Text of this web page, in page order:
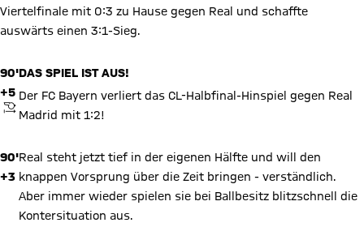
Viertelfinale mit 0:3 zu Hause gegen Real und schaffte
auswärts einen 3:1-Sieg.
90'
+5
ANPFIFF
DAS SPIEL IST AUS!
Der FC Bayern verliert das CL-Halbfinal-Hinspiel gegen Real
Madrid mit 1:2!
90'
+3
Real steht jetzt tief in der eigenen Hälfte und will den
knappen Vorsprung über die Zeit bringen - verständlich.
Aber immer wieder spielen sie bei Ballbesitz blitzschnell die
Kontersituation aus.